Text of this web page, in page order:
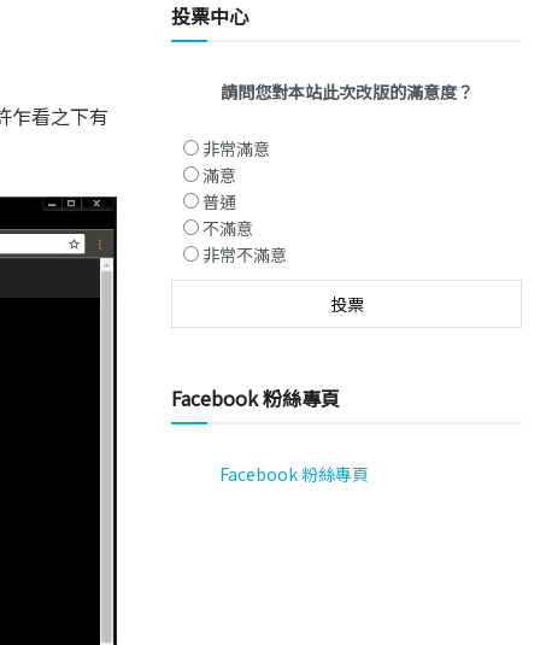
乍看之下有
投票中心
請問您對本站此次改版的滿意度？
非常滿意
滿意
普通
不滿意
非常不滿意
Facebook 粉絲專頁
Facebook 粉絲專頁